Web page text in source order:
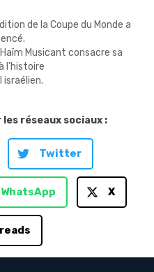
de la Coupe du Monde a
Musicant consacre sa
l’histoire
réseaux sociaux :
Twitter
WhatsApp X